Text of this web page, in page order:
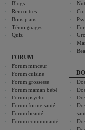
Blogs
Rencontres
Bons plans
Témoignages
Quiz
FORUM
Forum minceur
Forum cuisine
Forum grossesse
Forum maman bébé
Forum psycho
Forum forme santé
Forum beauté
Forum communauté